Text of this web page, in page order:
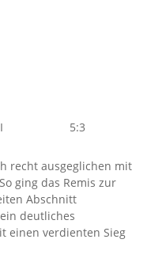
II 5:3
recht ausgeglichen mit
ging das Remis zur
Abschnitt
deutliches
einen verdienten Sieg